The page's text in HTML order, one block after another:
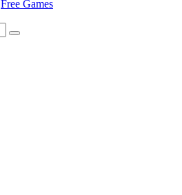
Free Games